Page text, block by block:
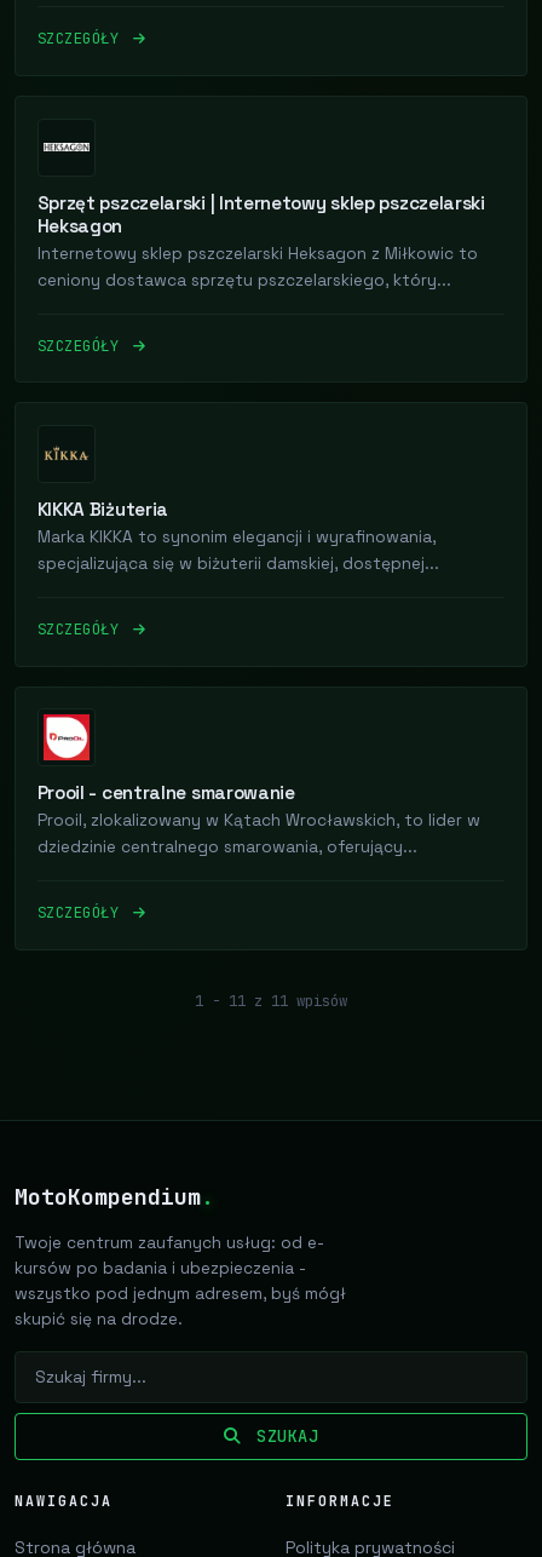
SZCZEGÓŁY
Sprzęt pszczelarski | Internetowy sklep pszczelarski
Heksagon
Internetowy sklep pszczelarski Heksagon z Miłkowic to
ceniony dostawca sprzętu pszczelarskiego, który...
SZCZEGÓŁY
KIKKA Biżuteria
Marka KIKKA to synonim elegancji i wyrafinowania,
specjalizująca się w biżuterii damskiej, dostępnej...
SZCZEGÓŁY
Prooil - centralne smarowanie
Prooil, zlokalizowany w Kątach Wrocławskich, to lider w
dziedzinie centralnego smarowania, oferujący...
SZCZEGÓŁY
1 - 11 z 11 wpisów
MotoKompendium.
Twoje centrum zaufanych usług: od e-
kursów po badania i ubezpieczenia -
wszystko pod jednym adresem, byś mógł
skupić się na drodze.
SZUKAJ
NAWIGACJA
Strona główna
INFORMACJE
Polityka prywatności